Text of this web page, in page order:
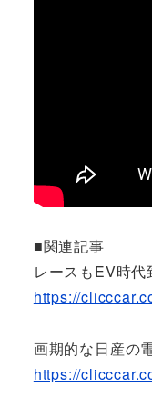
■関連記事
レースもEV時
https://
画期的な日産の
https://